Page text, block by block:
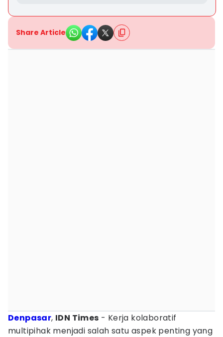
Share Article
Denpasar, IDN Times - Kerja kolaboratif
multipihak menjadi salah satu aspek penting yang